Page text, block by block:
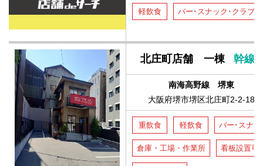
軽飲食 バー･スナック･クラブ
北庄町店舗 一棟 幹線
南海高野線 堺東
大阪府堺市堺区北庄町2-2-18
重飲食 軽飲食 バー･スナ
倉庫・工場・作業所 看板設置可